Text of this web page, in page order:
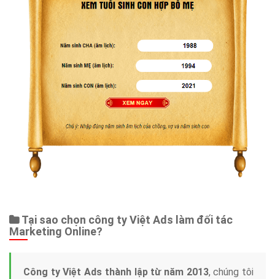
Tại sao chọn công ty Việt Ads làm đối tác
Marketing Online?
Công ty Việt Ads thành lập từ năm 2013, chúng tôi